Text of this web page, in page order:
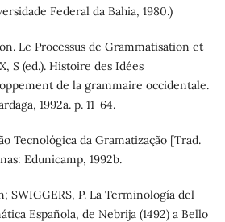
Federal da Bahia, 1980.)
Le Processus de Grammatisation et
S (ed.). Histoire des Idées
de la grammaire occidentale.
1992a. p. 11-64.
Tecnológica da Gramatização [Trad.
Edunicamp, 1992b.
SWIGGERS, P. La Terminología del
Española, de Nebrija (1492) a Bello